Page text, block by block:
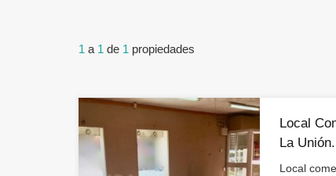
1 a 1 de 1 propiedades
Local
La
Local